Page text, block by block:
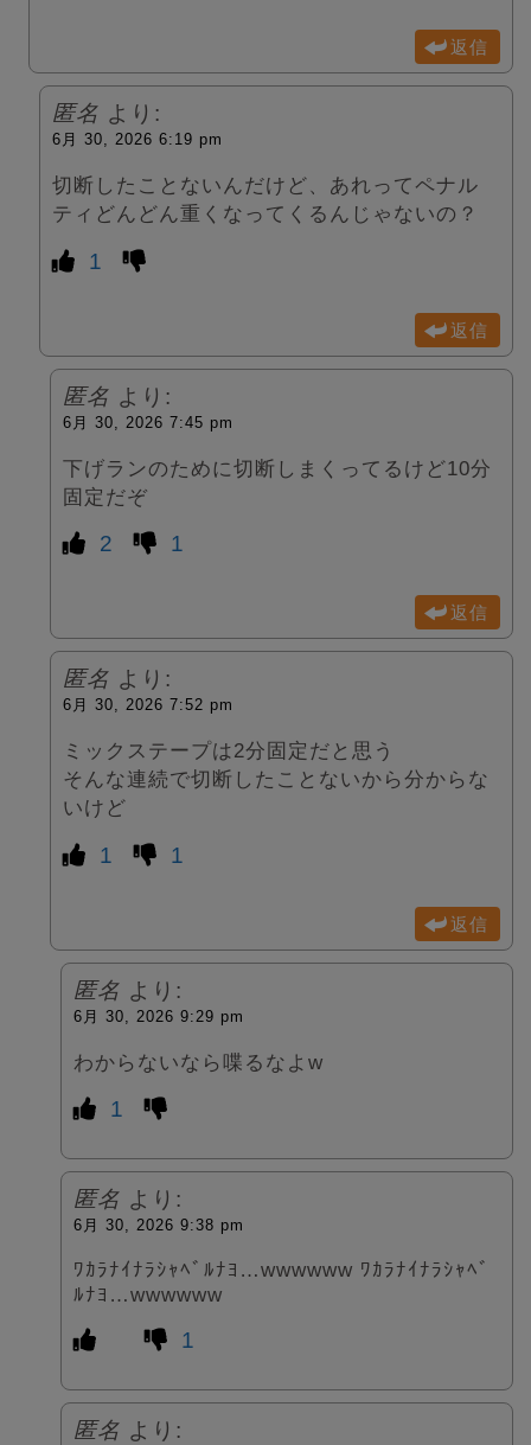
返信
匿名 より:
6月 30, 2026 6:19 pm
切断したことないんだけど、あれってペナル
ティどんどん重くなってくるんじゃないの？
1
返信
匿名 より:
6月 30, 2026 7:45 pm
下げランのために切断しまくってるけど10分
固定だぞ
2 1
返信
匿名 より:
6月 30, 2026 7:52 pm
ミックステープは2分固定だと思う
そんな連続で切断したことないから分からな
いけど
1 1
返信
匿名 より:
6月 30, 2026 9:29 pm
わからないなら喋るなよw
1
匿名 より:
6月 30, 2026 9:38 pm
ﾜｶﾗﾅｲﾅﾗｼｬﾍﾞﾙﾅﾖ…wwwwww ﾜｶﾗﾅｲﾅﾗｼｬﾍﾞ
ﾙﾅﾖ…wwwwww
1
匿名 より: